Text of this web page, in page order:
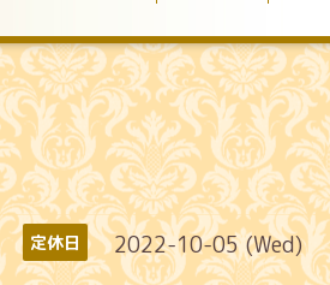
定休日 2022-10-05 (Wed)